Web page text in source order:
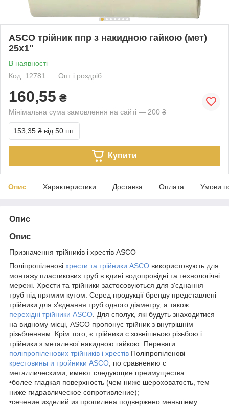
ASCO трійник ппр з накидною гайкою (мет)
25х1"
В наявності
Код: 12781
Опт і роздріб
160,55 ₴
Мінімальна сума замовлення на сайті — 200 ₴
153,35 ₴ від 50 шт.
Купити
Опис Характеристики Доставка Оплата Умови
Опис
Опис
Призначення трійників і хрестів ASCO
Поліпропіленові хрести та трійники ASCO використовують для
монтажу пластикових труб в єдині водопровідні та технологічні
мережі. Хрести та трійники застосовуються для з'єднання
труб під прямим кутом. Серед продукції бренду представлені
трійники для з'єднання труб одного діаметру, а також
перехідні трійники ASCO . Для сполук, які будуть знаходитися
на видному місці, ASCO пропонує трійник з внутрішнім
різьбленням. Крім того, є трійники c зовнішньою різьбою і
трійники з металевої накидною гайкою. Переваги
поліпропіленових трійників і хрестів Поліпропіленові
крестовины и тройники ASCO , по сравнению с
металлическими, имеют следующие преимущества:
•более гладкая поверхность (чем ниже шероховатость, тем
ниже гидравлическое сопротивление);
•сечение изделий из пропилена подвержено меньшему